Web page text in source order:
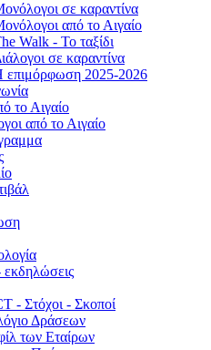
σε καραντίνα
από το Αιγαίο
Walk - Το ταξίδι
σε καραντίνα
επιμόρφωση 2025-2026
το Αιγαίο
από το Αιγαίο
- Στόχοι - Σκοποί
Δράσεων
των Εταίρων